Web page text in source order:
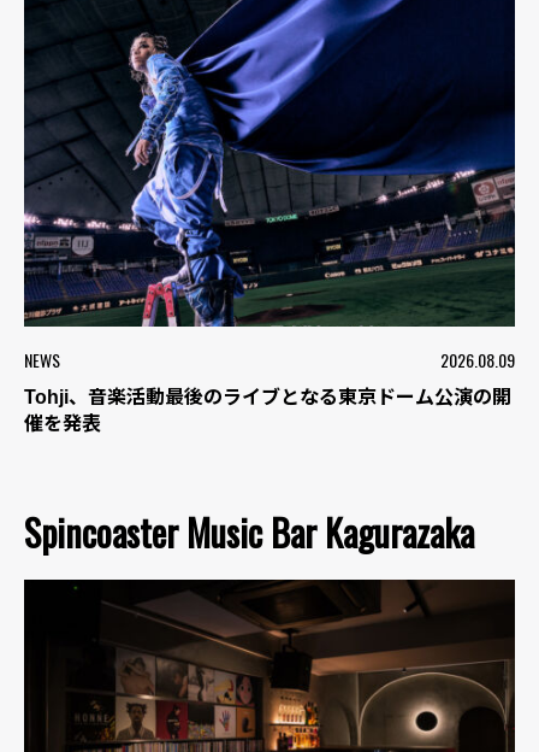
NEWS 2026.08.09
Tohji、音楽活動最後のライブとなる東京ドーム公演の開
催を発表
Spincoaster Music Bar Kagurazaka